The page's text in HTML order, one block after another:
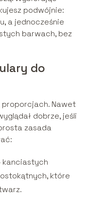
podwójnie:
a jednocześnie
barwach, bez
do
Nawet
dobrze, jeśli
zasada
kanciastych
które